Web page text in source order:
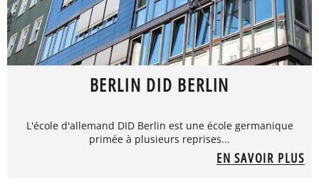
BERLIN DID BERLIN
L'école d'allemand DID Berlin est une école germanique
primée à plusieurs reprises...
EN SAVOIR PLUS